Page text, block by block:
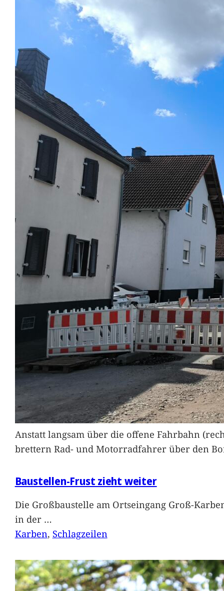
Anstatt langsam über die offene Fahrbahn
brettern Rad- und Motorradfahrer über den
Baustellen-Frust zieht weiter
Die Großbaustelle am Ortseingang Groß-
in der …
Karben, Schlagzeilen